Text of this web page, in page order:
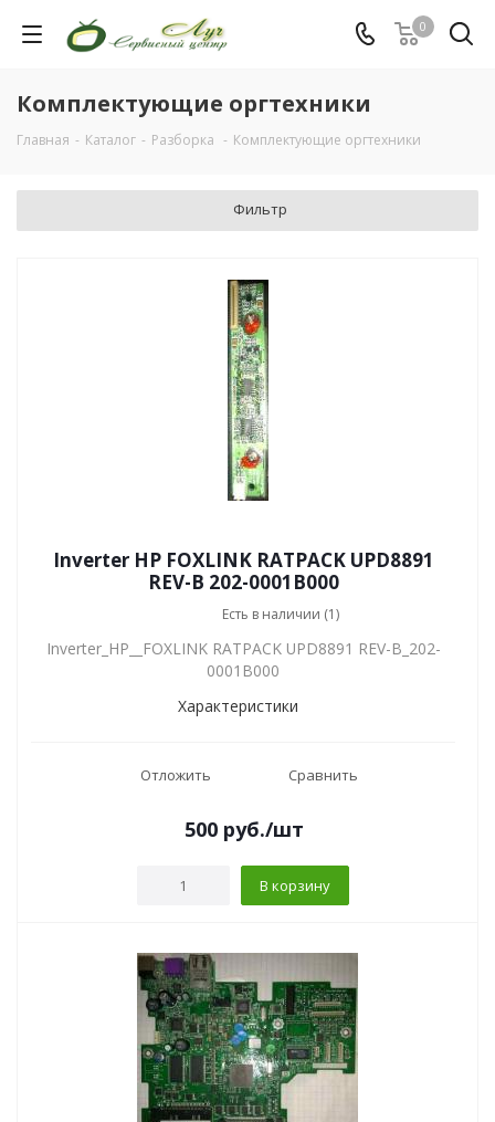
0
Комплектующие оргтехники
Главная - Каталог - Разборка - Комплектующие оргтехники
Фильтр
Inverter HP FOXLINK RATPACK UPD8891
REV-B 202-0001B000
Есть в наличии (1)
Inverter_HP__FOXLINK RATPACK UPD8891 REV-B_202-
0001B000
Характеристики
Отложить Сравнить
500руб./шт
В корзину